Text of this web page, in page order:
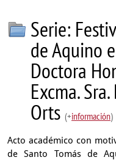
Serie:
de Aquino
Doctora
Excma.
Orts (+información)
Acto académico con
de Santo Tomás de